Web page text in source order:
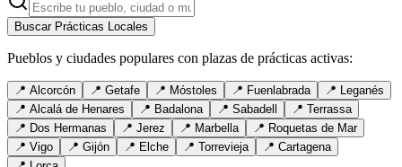
Buscar Prácticas Locales
Pueblos y ciudades populares con plazas de prácticas activas:
📍 Alcorcón 📍 Getafe 📍 Móstoles 📍 Fuenlabrada 📍 Leganés
📍 Alcalá de Henares 📍 Badalona 📍 Sabadell 📍 Terrassa
📍 Dos Hermanas 📍 Jerez 📍 Marbella 📍 Roquetas de Mar
📍 Vigo 📍 Gijón 📍 Elche 📍 Torrevieja 📍 Cartagena